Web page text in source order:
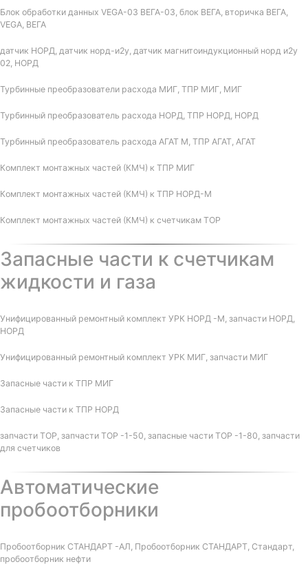
Блок обработки данных VEGA-03 ВЕГА-03, блок ВЕГА, вторичка ВЕГА,
VEGA, ВЕГА
датчик НОРД, датчик норд-и2у, датчик магнитоиндукционный норд и2у
02, НОРД
Турбинные преобразователи расхода МИГ, ТПР МИГ, МИГ
Турбинный преобразователь расхода НОРД, ТПР НОРД, НОРД
Турбинный преобразователь расхода АГАТ М, ТПР АГАТ, АГАТ
Комплект монтажных частей (КМЧ) к ТПР МИГ
Комплект монтажных частей (КМЧ) к ТПР НОРД-М
Комплект монтажных частей (КМЧ) к счетчикам ТОР
Запасные части к счетчикам
жидкости и газа
Унифицированный ремонтный комплект УРК НОРД -М, запчасти НОРД,
НОРД
Унифицированный ремонтный комплект УРК МИГ, запчасти МИГ
Запасные части к ТПР МИГ
Запасные части к ТПР НОРД
запчасти ТОР, запчасти ТОР -1-50, запасные части ТОР -1-80, запчасти
для счетчиков
Автоматические
пробоотборники
Пробоотборник СТАНДАРТ -АЛ, Пробоотборник СТАНДАРТ, Стандарт,
пробоотборник нефти